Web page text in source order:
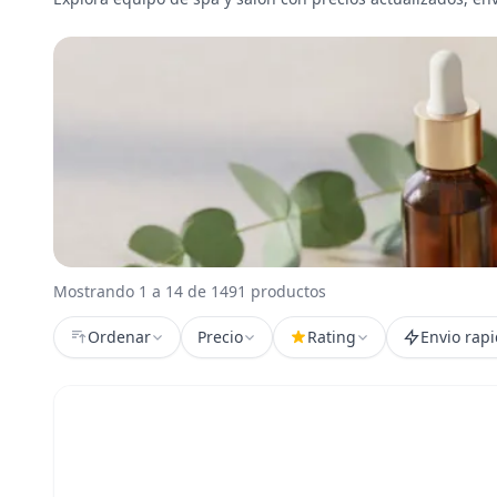
Mostrando 1 a 14 de 1491 productos
Ordenar Precio Rating Envio